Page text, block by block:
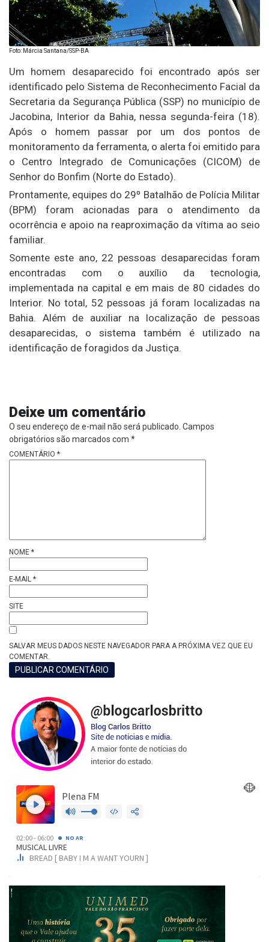
Foto: Márcia Santana/SSP-BA
Um homem desaparecido foi encontrado após ser
identificado pelo Sistema de Reconhecimento Facial da
Secretaria da Segurança Pública (SSP) no município de
Jacobina, Interior da Bahia, nessa segunda-feira (18).
Após o homem passar por um dos pontos de
monitoramento da ferramenta, o alerta foi emitido para
o Centro Integrado de Comunicações (CICOM) de
Senhor do Bonfim (Norte do Estado).
Prontamente, equipes do 29º Batalhão de Polícia Militar
(BPM) foram acionadas para o atendimento da
ocorrência e apoio na reaproximação da vítima ao seio
familiar.
Somente este ano, 22 pessoas desaparecidas foram
encontradas com o auxílio da tecnologia,
implementada na capital e em mais de 80 cidades do
Interior. No total, 52 pessoas já foram localizadas na
Bahia. Além de auxiliar na localização de pessoas
desaparecidas, o sistema também é utilizado na
identificação de foragidos da Justiça.
Deixe um comentário
O seu endereço de e-mail não será publicado. Campos
obrigatórios são marcados com *
COMENTÁRIO *
NOME *
E-MAIL *
SITE
SALVAR MEUS DADOS NESTE NAVEGADOR PARA A PRÓXIMA VEZ QUE EU
COMENTAR.